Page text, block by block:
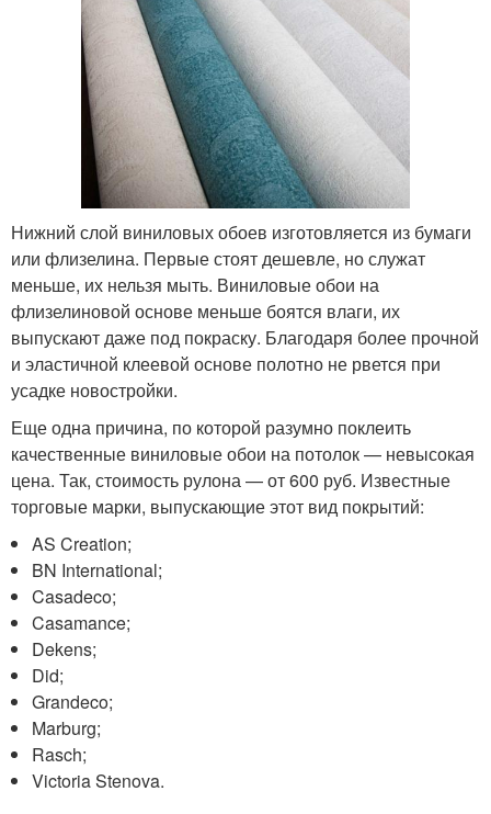
Нижний слой виниловых обоев изготовляется из бумаги
или флизелина. Первые стоят дешевле, но служат
меньше, их нельзя мыть. Виниловые обои на
флизелиновой основе меньше боятся влаги, их
выпускают даже под покраску. Благодаря более прочной
и эластичной клеевой основе полотно не рвется при
усадке новостройки.
Еще одна причина, по которой разумно поклеить
качественные виниловые обои на потолок — невысокая
цена. Так, стоимость рулона — от 600 руб. Известные
торговые марки, выпускающие этот вид покрытий:
AS Creation;
BN International;
Casadeco;
Casamance;
Dekens;
Did;
Grandeco;
Marburg;
Rasch;
Victoria Stenova.